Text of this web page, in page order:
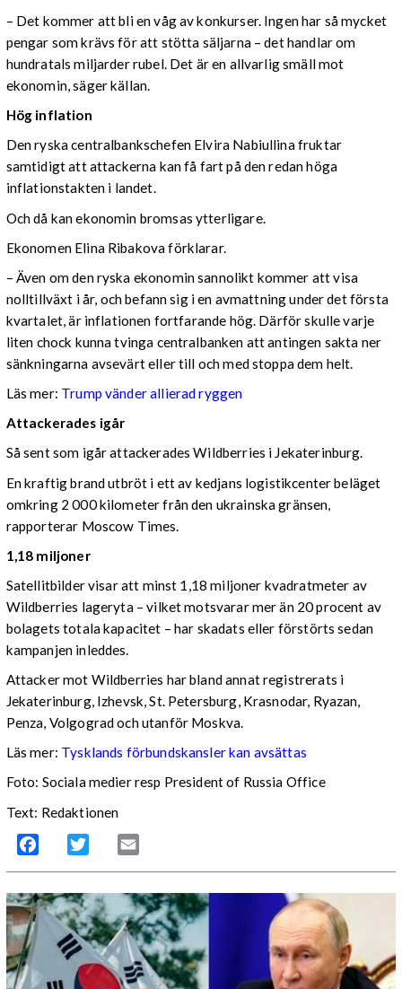
– Det kommer att bli en våg av konkurser. Ingen har så mycket
pengar som krävs för att stötta säljarna – det handlar om
hundratals miljarder rubel. Det är en allvarlig smäll mot
ekonomin, säger källan.
Hög inflation
Den ryska centralbankschefen Elvira Nabiullina fruktar
samtidigt att attackerna kan få fart på den redan höga
inflationstakten i landet.
Och då kan ekonomin bromsas ytterligare.
Ekonomen Elina Ribakova förklarar.
– Även om den ryska ekonomin sannolikt kommer att visa
nolltillväxt i år, och befann sig i en avmattning under det första
kvartalet, är inflationen fortfarande hög. Därför skulle varje
liten chock kunna tvinga centralbanken att antingen sakta ner
sänkningarna avsevärt eller till och med stoppa dem helt.
Läs mer: Trump vänder allierad ryggen
Attackerades igår
Så sent som igår attackerades Wildberries i Jekaterinburg.
En kraftig brand utbröt i ett av kedjans logistikcenter beläget
omkring 2 000 kilometer från den ukrainska gränsen,
rapporterar Moscow Times.
1,18 miljoner
Satellitbilder visar att minst 1,18 miljoner kvadratmeter av
Wildberries lageryta – vilket motsvarar mer än 20 procent av
bolagets totala kapacitet – har skadats eller förstörts sedan
kampanjen inleddes.
Attacker mot Wildberries har bland annat registrerats i
Jekaterinburg, Izhevsk, St. Petersburg, Krasnodar, Ryazan,
Penza, Volgograd och utanför Moskva.
Läs mer: Tysklands förbundskansler kan avsättas
Foto: Sociala medier resp President of Russia Office
Text: Redaktionen
Facebook Twitter